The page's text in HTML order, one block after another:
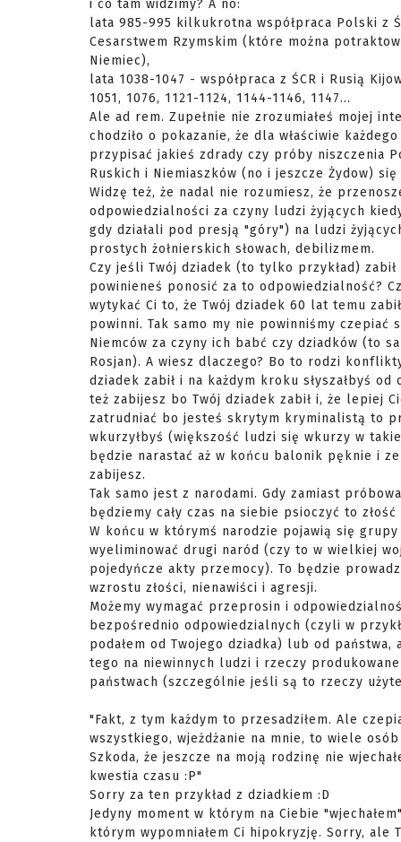
i co tam widzimy? A no:
lata 985-995 kilkukrotna współpraca Polski z
Cesarstwem Rzymskim (które można
Niemiec),
lata 1038-1047 - współpraca z ŚCR i Rusią
1051, 1076, 1121-1124, 1144-1146, 1147...
Ale ad rem. Zupełnie nie zrozumiałeś mojej
chodziło o pokazanie, że dla właściwie
przypisać jakieś zdrady czy próby niszczenia
Ruskich i Niemiaszków (no i jeszcze Żydow)
Widzę też, że nadal nie rozumiesz, że
odpowiedzialności za czyny ludzi żyjących
gdy działali pod presją "góry") na ludzi
prostych żołnierskich słowach, debilizmem.
Czy jeśli Twój dziadek (to tylko przykład) zabił
powinieneś ponosić za to odpowiedzialność?
wytykać Ci to, że Twój dziadek 60 lat temu
powinni. Tak samo my nie powinniśmy czepiać
Niemców za czyny ich babć czy dziadków (to
Rosjan). A wiesz dlaczego? Bo to rodzi
dziadek zabił i na każdym kroku słyszałbyś od
też zabijesz bo Twój dziadek zabił i, że lepiej
zatrudniać bo jesteś skrytym kryminalistą to
wkurzyłbyś (większość ludzi się wkurzy w
będzie narastać aż w końcu balonik pęknie i
zabijesz.
Tak samo jest z narodami. Gdy zamiast
będziemy cały czas na siebie psioczyć to
W końcu w którymś narodzie pojawią się grupy
wyeliminować drugi naród (czy to w wielkiej
pojedyńcze akty przemocy). To będzie
wzrostu złości, nienawiści i agresji.
Możemy wymagać przeprosin i
bezpośrednio odpowiedzialnych (czyli w
podałem od Twojego dziadka) lub od
tego na niewinnych ludzi i rzeczy
państwach (szczególnie jeśli są to rzeczy
"Fakt, z tym każdym to przesadziłem. Ale
wszystkiego, wjeżdżanie na mnie, to wiele
Szkoda, że jeszcze na moją rodzinę nie
kwestia czasu :P"
Sorry za ten przykład z dziadkiem :D
Jedyny moment w którym na Ciebie
którym wypomniałem Ci hipokryzję. Sorry, ale